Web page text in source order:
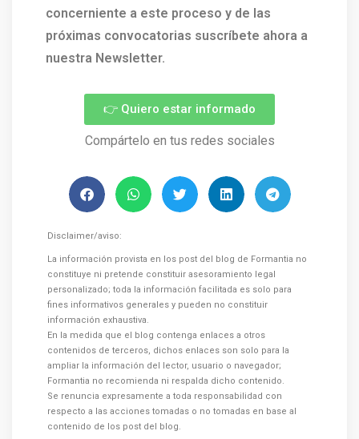
concerniente a este proceso y de las
próximas convocatorias suscríbete ahora a
nuestra Newsletter.
👉 Quiero estar informado
Compártelo en tus redes sociales
Disclaimer/aviso:
La información provista en los post del blog de Formantia no
constituye ni pretende constituir asesoramiento legal
personalizado; toda la información facilitada es solo para
fines informativos generales y pueden no constituir
información exhaustiva.
En la medida que el blog contenga enlaces a otros
contenidos de terceros, dichos enlaces son solo para la
ampliar la información del lector, usuario o navegador;
Formantia no recomienda ni respalda dicho contenido.
Se renuncia expresamente a toda responsabilidad con
respecto a las acciones tomadas o no tomadas en base al
contenido de los post del blog.